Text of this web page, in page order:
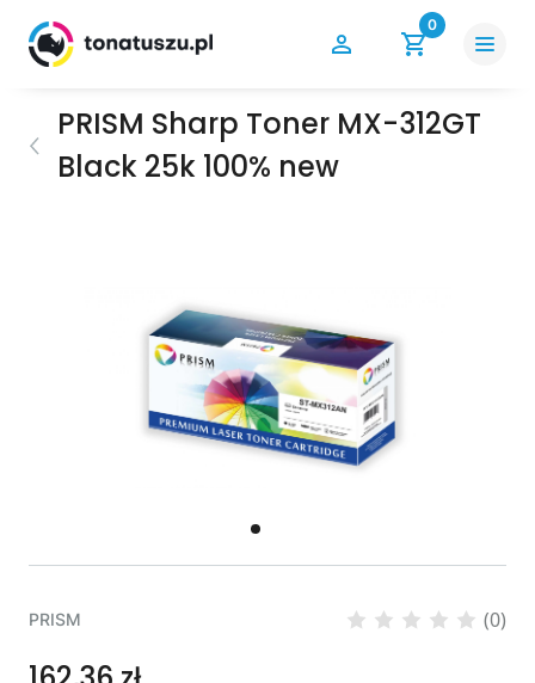
0
PRISM Sharp Toner MX-312GT
Black 25k 100% new
PRISM (0)